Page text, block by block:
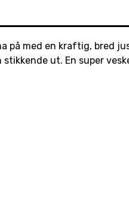
på med en kraftig, bred
ut. En super